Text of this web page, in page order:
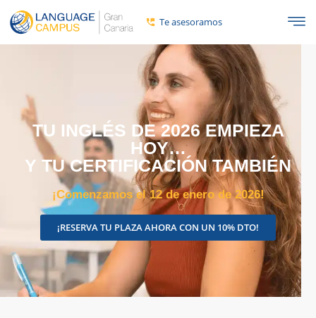
Te asesoramos
TU INGLÉS DE 2026 EMPIEZA
HOY…
Y TU CERTIFICACIÓN TAMBIÉN
¡Comenzamos el 12 de enero de 2026!
¡RESERVA TU PLAZA AHORA CON UN 10% DTO!